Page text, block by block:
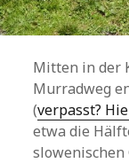
Mitten in der
Murradweg
(verpasst?
etwa die
slowenischen